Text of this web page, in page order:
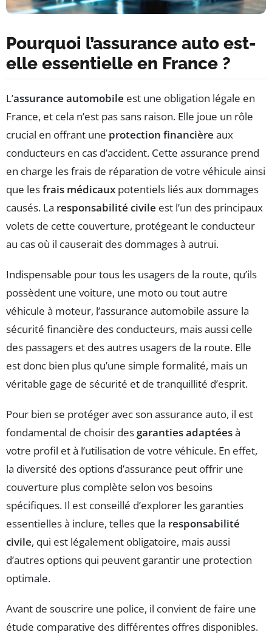
Pourquoi l’assurance auto est-
elle essentielle en France ?
L’assurance automobile est une obligation légale en
France, et cela n’est pas sans raison. Elle joue un rôle
crucial en offrant une protection financière aux
conducteurs en cas d’accident. Cette assurance prend
en charge les frais de réparation de votre véhicule ainsi
que lesfrais médicaux potentiels liés aux dommages
causés. La responsabilité civile est l’un des principaux
volets de cette couverture, protégeant le conducteur
au cas où il causerait des dommages à autrui.
Indispensable pour tous les usagers de la route, qu’ils
possèdent une voiture, une moto ou tout autre
véhicule à moteur, l’assurance automobile assure la
sécurité financière des conducteurs, mais aussi celle
des passagers et des autres usagers de la route. Elle
est donc bien plus qu’une simple formalité, mais un
véritable gage de sécurité et de tranquillité d’esprit.
Pour bien se protéger avec son assurance auto, il est
fondamental de choisir des garanties adaptéesà
votre profil et à l’utilisation de votre véhicule. En effet,
la diversité des options d’assurance peut offrir une
couverture plus complète selon vos besoins
spécifiques. Il est conseillé d’explorer les garanties
essentielles à inclure, telles que la responsabilité
civile, qui est légalement obligatoire, mais aussi
d’autres options qui peuvent garantir une protection
optimale.
Avant de souscrire une police, il convient de faire une
étude comparative des différentes offres disponibles.